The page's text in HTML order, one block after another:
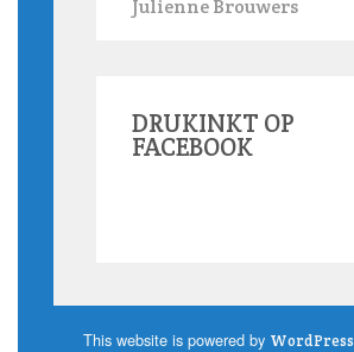
Julienne Brouwers
DRUKINKT OP
FACEBOOK
This website is powered by WordPress